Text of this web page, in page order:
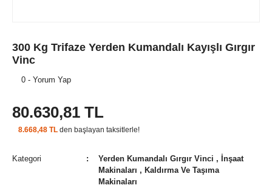
300 Kg Trifaze Yerden Kumandalı Kayışlı Gırgır
Vinc
0 - Yorum Yap
80.630,81 TL
8.668,48 TL den başlayan taksitlerle!
Kategori Yerden Kumandalı Gırgır Vinci , İnşaat
Makinaları , Kaldırma Ve Taşıma
Makinaları